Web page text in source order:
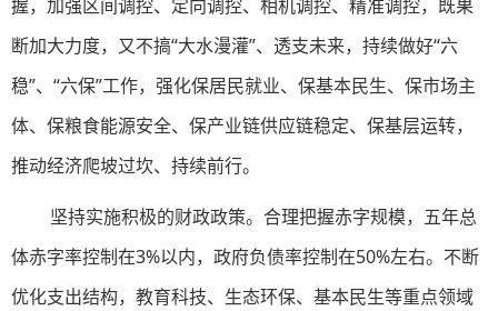
握，加强区间调控、定向调控、相机调控、精准调控，既果
断加大力度，又不搞“大水漫灌”、透支未来，持续做好“六
稳”、“六保”工作，强化保居民就业、保基本民生、保市场主
体、保粮食能源安全、保产业链供应链稳定、保基层运转，
推动经济爬坡过坎、持续前行。
坚持实施积极的财政政策。合理把握赤字规模，五年总
体赤字率控制在3%以内，政府负债率控制在50%左右。不断
优化支出结构，教育科技、生态环保、基本民生等重点领域